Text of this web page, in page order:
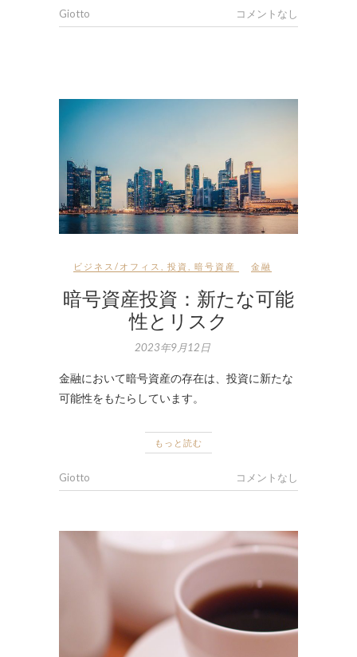
Giotto コメントなし
ビジネス/オフィス 投資 暗号資産 金融
暗号資産投資：新たな可能
性とリスク
2023年9月12日
金融において暗号資産の存在は、投資に新たな
可能性をもたらしています。
もっと読む
Giotto コメントなし